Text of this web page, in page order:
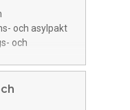
och asylpakt
och